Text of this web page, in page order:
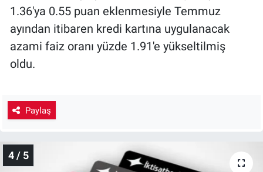
1.36'ya 0.55 puan eklenmesiyle Temmuz
ayından itibaren kredi kartına uygulanacak
azami faiz oranı yüzde 1.91'e yükseltilmiş
oldu.
Paylaş
4 / 5